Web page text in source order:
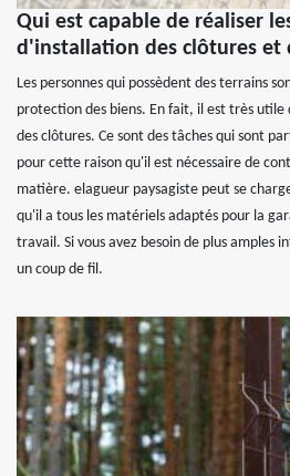
Qui est capable de réaliser
d'installation des clôtures et
Les personnes qui possèdent des terrains
protection des biens. En fait, il est très utile
des clôtures. Ce sont des tâches qui sont
pour cette raison qu'il est nécessaire de
matière. elagueur paysagiste peut se
qu'il a tous les matériels adaptés pour la
travail. Si vous avez besoin de plus amples
un coup de fil.